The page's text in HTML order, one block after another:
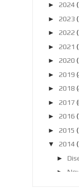
► 2024
► 2023
► 2022
► 2021
► 2020
► 2019
► 2018
► 2017
► 2016
► 2015
▼
2014
►
►